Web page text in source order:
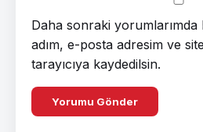
Daha sonraki yorumlarımda
adım, e-posta adresim ve
tarayıcıya kaydedilsin.